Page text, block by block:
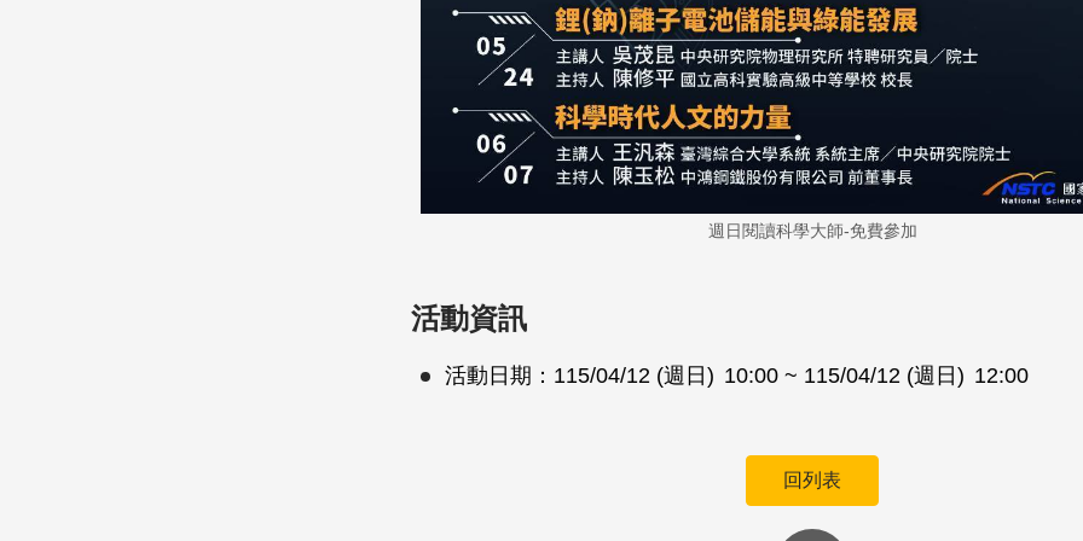
週日閱讀科學大師-免費參加
活動資訊
活動日期： 115/04/12 (週日) 10:00 ~ 115/04/12 (週日) 12:00
回列表